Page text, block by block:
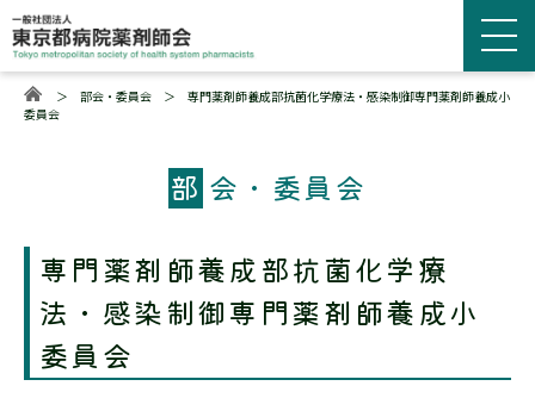
＞ 部会・委員会＞ 専門薬剤師養成部抗菌化学療法・感染制御専門薬剤師養成小
委員会
部 会・委員会
専門薬剤師養成部抗菌化学療
法・感染制御専門薬剤師養成小
委員会